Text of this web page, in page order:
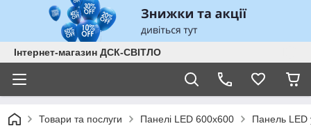
Інтернет-магазин ДСК-СВІТЛО
Товари та послуги Панелі LED 600х600 Панель LED